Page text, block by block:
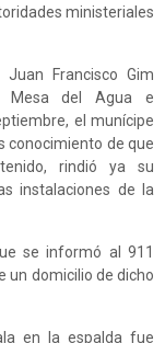
ministeriales
Francisco Gim
Mesa del Agua e
el munícipe
conocimiento de que
rindió ya su
instalaciones de la
se informó al 911
un domicilio de dicho
en la espalda fue